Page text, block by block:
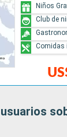
Niños
Club de
Comidas